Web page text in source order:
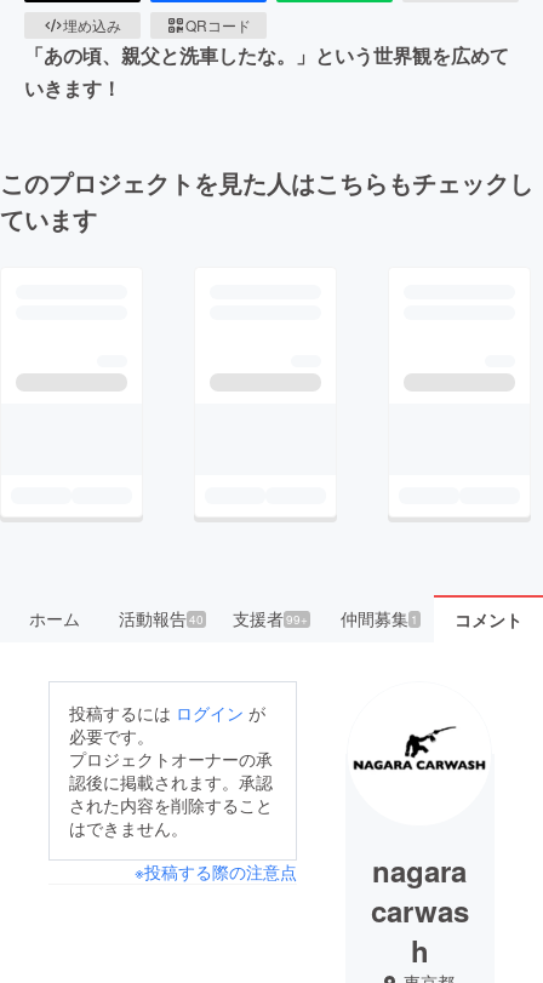
埋め込み
QRコード
「あの頃、親父と洗車したな。」という世界観を広めて
いきます！
このプロジェクトを見た人はこちらもチェックし
ています
ホーム 活動報告40 支援者99+ 仲間募集 1 コメント
投稿するには ログイン が
必要です。
プロジェクトオーナーの承
認後に掲載されます。承認
された内容を削除すること
はできません。
※投稿する際の注意点
nagara
carwas
h